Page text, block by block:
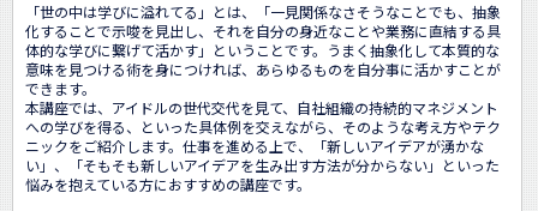
「世の中は学びに溢れてる」とは、「一見関係なさそうなことでも、抽象
化することで示唆を見出し、それを自分の身近なことや業務に直結する具
体的な学びに繋げて活かす」ということです。うまく抽象化して本質的な
意味を見つける術を身につければ、あらゆるものを自分事に活かすことが
できます。
本講座では、アイドルの世代交代を見て、自社組織の持続的マネジメント
への学びを得る、といった具体例を交えながら、そのような考え方やテク
ニックをご紹介します。仕事を進める上で、「新しいアイデアが湧かな
い」、「そもそも新しいアイデアを生み出す方法が分からない」といった
悩みを抱えている方におすすめの講座です。